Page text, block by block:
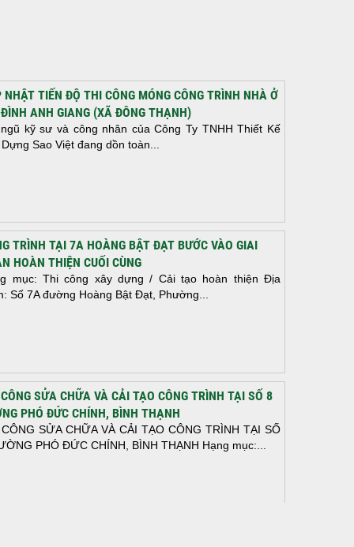
NHẬT TIẾN ĐỘ THI CÔNG MÓNG CÔNG TRÌNH NHÀ Ở
ANH GIANG (XÃ ĐÔNG THẠNH)
kỹ sư và công nhân của Công Ty TNHH Thiết Kế
Sao Việt đang dồn toàn...
TRÌNH TẠI 7A HOÀNG BẬT ĐẠT BƯỚC VÀO GIAI
HOÀN THIỆN CUỐI CÙNG
mục: Thi công xây dựng / Cải tạo hoàn thiện Địa
Số 7A đường Hoàng Bật Đạt, Phường...
SỬA CHỮA VÀ CẢI TẠO CÔNG TRÌNH TẠI SỐ 8
PHÓ ĐỨC CHÍNH, BÌNH THẠNH
SỬA CHỮA VÀ CẢI TẠO CÔNG TRÌNH TẠI SỐ
PHÓ ĐỨC CHÍNH, BÌNH THẠNH Hạng mục:...